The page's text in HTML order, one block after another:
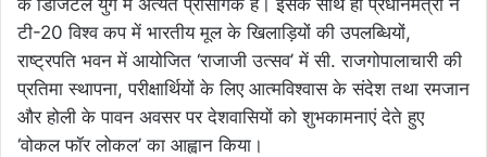
के डिजिटल युग में अत्यंत प्रासंगिक है। इसके साथ ही प्रधानमंत्री ने
टी-20 विश्व कप में भारतीय मूल के खिलाड़ियों की उपलब्धियों,
राष्ट्रपति भवन में आयोजित ‘राजाजी उत्सव’ में सी. राजगोपालाचारी की
प्रतिमा स्थापना, परीक्षार्थियों के लिए आत्मविश्वास के संदेश तथा रमजान
और होली के पावन अवसर पर देशवासियों को शुभकामनाएं देते हुए
‘वोकल फॉर लोकल’ का आह्वान किया।